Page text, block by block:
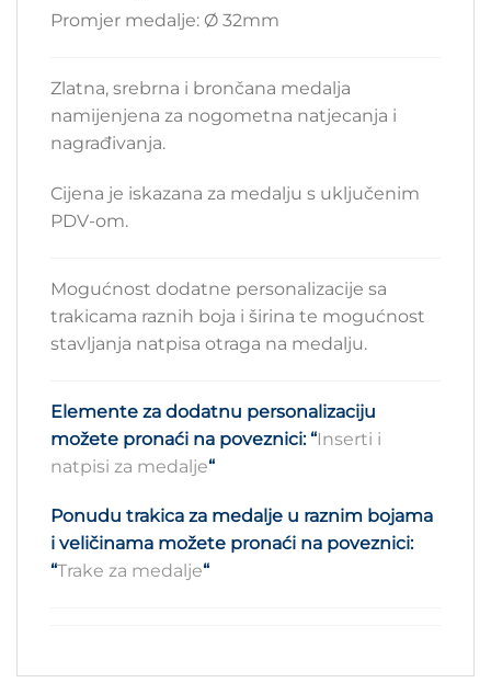
Promjer medalje: Ø 32mm
Zlatna, srebrna i brončana medalja
namijenjena za nogometna natjecanja i
nagrađivanja.
Cijena je iskazana za medalju s uključenim
PDV-om.
Mogućnost dodatne personalizacije sa
trakicama raznih boja i širina te mogućnost
stavljanja natpisa otraga na medalju.
Elemente za dodatnu personalizaciju
možete pronaći na poveznici: “Inserti i
natpisi za medalje“
Ponudu trakica za medalje u raznim bojama
i veličinama možete pronaći na poveznici:
“Trake za medalje“